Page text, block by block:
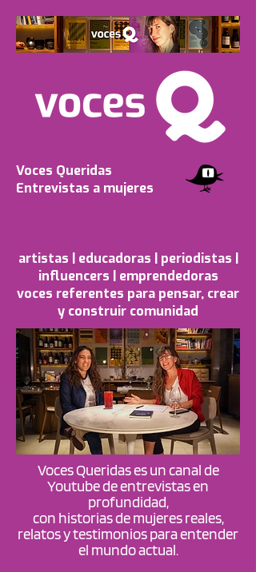
Voces Queridas
Entrevistas a mujeres
artistas | educadoras | periodistas |
influencers | emprendedoras
voces referentes para pensar, crear
y construir comunidad
Voces Queridas es un canal de
Youtube de entrevistas en
profundidad,
con historias de mujeres reales,
relatos y testimonios para entender
el mundo actual.